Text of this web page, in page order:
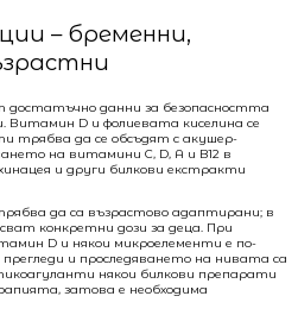
– бременни,
достатъчно данни за безопасността
D и фолиевата киселина се
трябва да се обсъдят с акушер-
на витамини C, D, A и B12 в
и други билкови екстракти
да са възрастово адаптирани; в
конкретни дози за деца. При
D и някои микроелементи е по-
и проследяването на нивата са
някои билкови препарати
затова е необходима